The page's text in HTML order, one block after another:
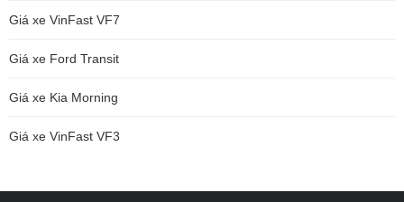
Giá xe VinFast VF7
Giá xe Ford Transit
Giá xe Kia Morning
Giá xe VinFast VF3